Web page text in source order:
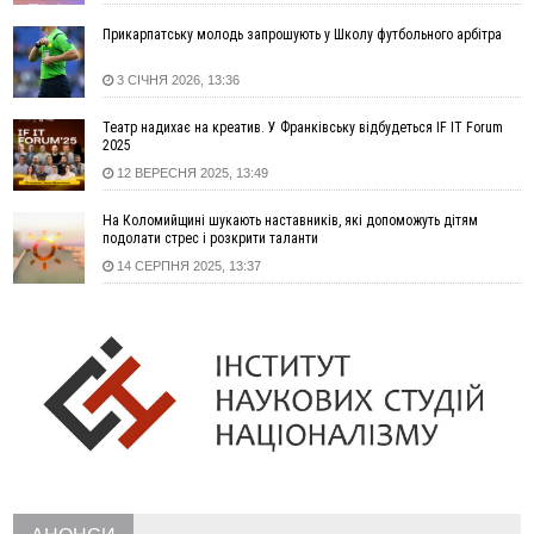
13:13
У четвер на Прикарпатті очікується сильна спека до 39°
13:00
На Снятинщині спіймали чоловіка, який зливав з цистерни
у полі невідому речовину
12:29
У МОЗ змінили підхід до госпіталізації та оновили правила
роботи стаціонарів
12:07
На межі Прикарпаття і Тернопільщини невідомі засипали
русло Золотої Липи та облаштували переправу
рекорди
11:17
Росія вдарила по Харкову "Бандероллю": є постраждалі,
пошкоджено цивільне підприємство
На Каскаді замість веж планують зробити сквер з
дитмайданчиком
09:31
На Верховинщині під час пожежі будинку травмувалась
жінка
Прикарпатську молодь запрошують у Школу футбольного арбітра
3 СІЧНЯ 2026, 13:36
Театр надихає на креатив. У Франківську відбудеться IF IT Forum
2025
12 ВЕРЕСНЯ 2025, 13:49
На Коломийщині шукають наставників, які допоможуть дітям
подолати стрес і розкрити таланти
14 СЕРПНЯ 2025, 13:37